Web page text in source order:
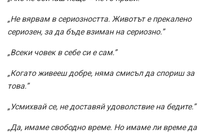
„Не вярвам в сериозността. Животът е прекалено
сериозен, за да бъде взиман на сериозно.”
„Всеки човек в себе си е сам.”
„Когато живееш добре, няма смисъл да спориш за
това.”
„Усмихвай се, не доставяй удоволствие на бедите.”
„Да, имаме свободно време. Но имаме ли време да